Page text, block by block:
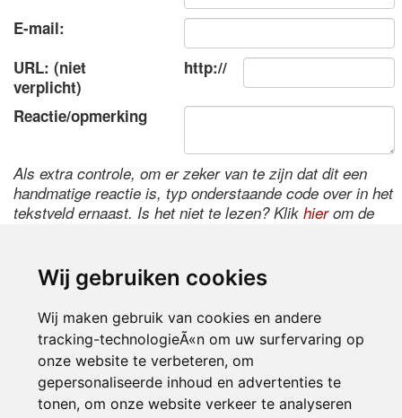
Wij gebruiken cookies
Wij maken gebruik van cookies en andere
tracking-technologieÃ«n om uw surfervaring op
onze website te verbeteren, om
gepersonaliseerde inhoud en advertenties te
tonen, om onze website verkeer te analyseren
E-mail:
URL: (niet
verplicht)
http://
Reactie/opmerking
Als extra controle, om er zeker van te zijn dat dit een
handmatige reactie is, typ onderstaande code over in het
tekstveld ernaast. Is het niet te lezen? Klik hierom de